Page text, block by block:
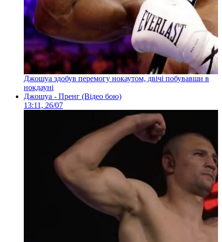
Джошуа здобув перемогу нокаутом, двічі побувавши в
нокдауні
Джошуа - Пренг (Відео бою)
13:11, 26/07